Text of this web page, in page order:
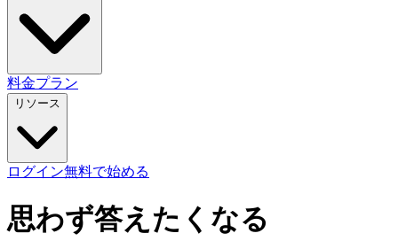
料金プラン
リソース
ログイン無料で始める
思わず答えたくなる